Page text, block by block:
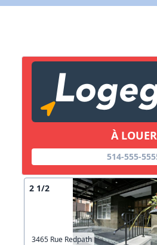
À LOUER
514-555-
2 1/2
3465 Rue Redpath
Lien vers inscription (sera
Copier lien
X